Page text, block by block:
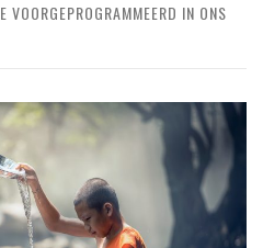
VOORGEPROGRAMMEERD IN ONS